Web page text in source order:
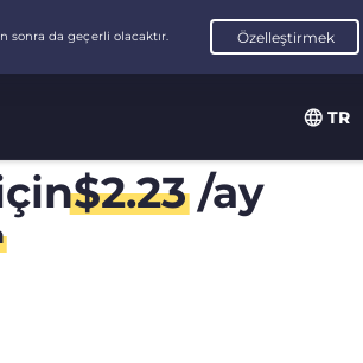
TR
$2.23/ay